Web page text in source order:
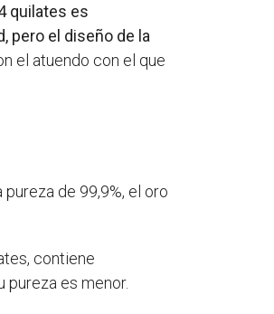
quilates es
pero el diseño de la
el atuendo con el que
de 99,9%, el oro
contiene
pureza es menor.